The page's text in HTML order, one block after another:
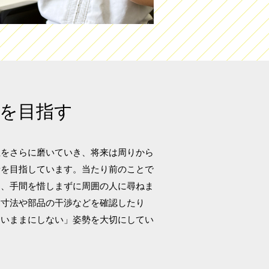
目指す
さらに磨いていき、将来は周りから
目指しています。当たり前のことで
手間を惜しまずに周囲の人に尋ねま
法や部品の干渉などを確認したり
ままにしない」姿勢を大切にしてい